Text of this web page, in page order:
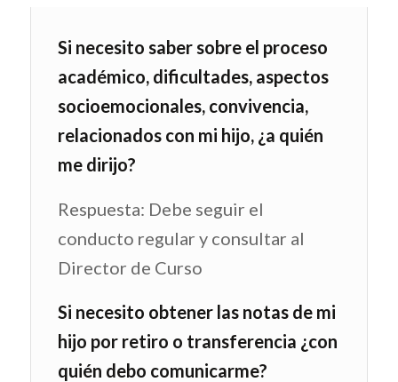
Si necesito saber sobre el proceso
académico, dificultades, aspectos
socioemocionales, convivencia,
relacionados con mi hijo, ¿a quién
me dirijo?
Respuesta: Debe seguir el
conducto regular y consultar al
Director de Curso
Si necesito obtener las notas de mi
hijo por retiro o transferencia ¿con
quién debo comunicarme?